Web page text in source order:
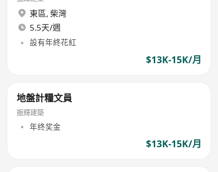
東區, 柴灣
5.5天/週
設有年終花紅
$13K-15K/月
地盤計糧文員
振輝建築
年终奖金
$13K-15K/月